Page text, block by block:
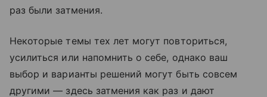
раз были затмения.
Некоторые темы тех лет могут повториться,
усилиться или напомнить о себе, однако ваш
выбор и варианты решений могут быть совсем
другими — здесь затмения как раз и дают